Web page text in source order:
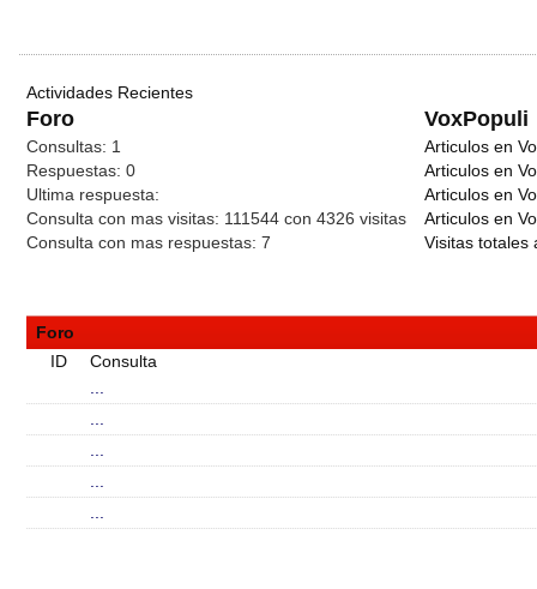
Actividades Recientes
Foro VoxPopuli
Consultas: 1
Respuestas: 0
Ultima respuesta:
Consulta con mas visitas: 111544 con 4326 visitas
Consulta con mas respuestas: 7
Articulos en
Articulos en
Articulos en
Articulos en
Visitas totales
Foro
ID
Consulta